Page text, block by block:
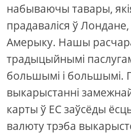
набываючы тавары,
прадаваліся ў Лондане,
Амерыку. Нашы
традыцыйнымі
большымі і большымі.
выкарыстанні
карты ў ЕС заўсёды
валюту трэба